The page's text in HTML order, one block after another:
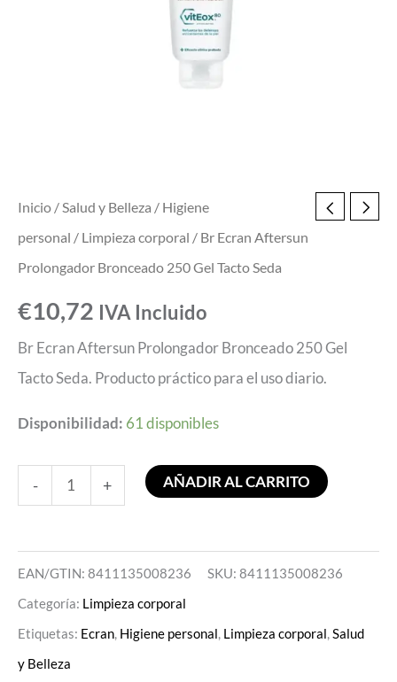
Inicio /Salud y Belleza / Higiene
personal / Limpieza corporal / Br Ecran Aftersun
Prolongador Bronceado 250 Gel Tacto Seda
€10,72 IVA Incluido
Br Ecran Aftersun Prolongador Bronceado 250 Gel
Tacto Seda. Producto práctico para el uso diario.
Disponibilidad: 61 disponibles
- + AÑADIR AL CARRITO
EAN/GTIN: 8411135008236 SKU: 8411135008236
Categoría: Limpieza corporal
Etiquetas: Ecran, Higiene personal, Limpieza corporal,Salud
y Belleza